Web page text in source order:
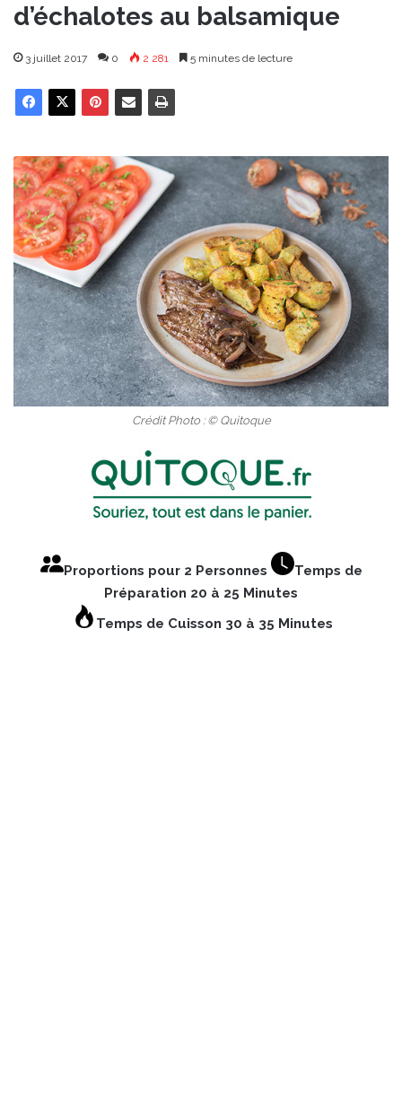
d’échalotes au balsamique
3 juillet 2017 0 2 281 5 minutes de lecture
Crédit Photo : © Quitoque
Proportions pour 2 Personnes
Temps de
Préparation 20 à 25 Minutes
Temps de Cuisson 30 à 35 Minutes